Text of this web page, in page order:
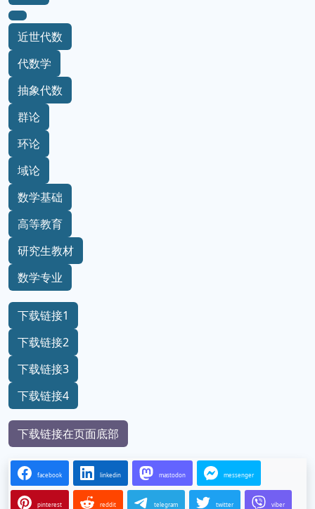
近世代数
代数学
抽象代数
群论
环论
域论
数学基础
高等教育
研究生教材
数学专业
下载链接1
下载链接2
下载链接3
下载链接4
下载链接在页面底部
facebook linkedin mastodon messenger
pinterest reddit telegram twitter viber